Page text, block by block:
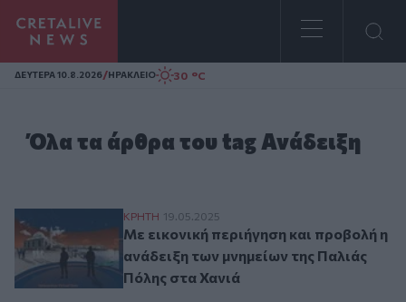
Homepage
ΔΕΥΤΕΡΑ 10.8.2026/ΗΡΑΚΛΕΙΟ 30 °C
Όλα τα άρθρα του tag Ανάδειξη
Με εικονική περιήγηση και προβολή η
ΚΡΗΤΗ 19.05.2025
Με εικονική περιήγηση και προβολή η
ανάδειξη των μνημείων της Παλιάς
Πόλης στα Χανιά